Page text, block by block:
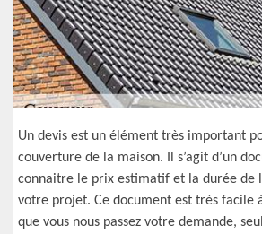
Un devis est un élément très important
couverture de la maison. Il s’agit d’un
connaitre le prix estimatif et la durée de
votre projet. Ce document est très facile
que vous nous passez votre demande,